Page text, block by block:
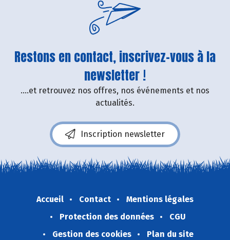
Restons en contact, inscrivez-vous à la
newsletter !
....et retrouvez nos offres, nos événements et nos
actualités.
Inscription newsletter
Accueil Contact
Mentions légales
Protection des données
CGU
Gestion des cookies
Plan du site